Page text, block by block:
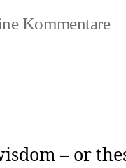
Kommentarezu
– or